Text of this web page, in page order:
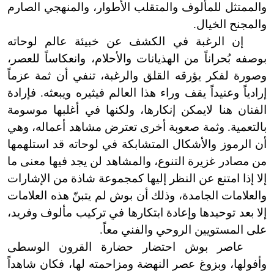
والممتثل للمألوف والمتقلب الأطوار، والمنهجي الصارم
والمجنح الخيال.
إن الرغبة في الكشف عن خبيئة عالم لوحاته
بوصفه بُحراناً من الهذيانات والأحلام، وانعكاساً للعصر،
وصورة لفكر يؤرقه القلق والرغبة، تنفي أن ثمة عزماً
إرادياً وعنيداً يقف وراء هذا العالم فيثيره ويبعثه. فإرادة
الفنان هنا لايمكن إنكارها، ولكنها في أغلبها موسومة
بالتعمية. وثمة صعوبة أخرى تعترض مشاهد أعماله، وهي
أن الرموز والأشكال المتشابكة في لوحاته قد استلهمها
من مصادر غزيرة التنوع، والمشاهد لن يجد فيها معنى ما
إلا إذا امتنع عن النظر إليها كمجموعة شاذة من الإشارات
والعلامات الجامدة، وذلك أن بوش لم يتبنّ هذه العلامات
إلا بعد توحيدها وإعادة ابتكارها في تركيب مألوف وفريد،
على المستويين الروحي والفني معاً.
عاصر بوش احتضار حضارة القرون الوسطى
وأفولها، وبزوغ عصر النهضة ومزاحمته لها، فكان شاهداً